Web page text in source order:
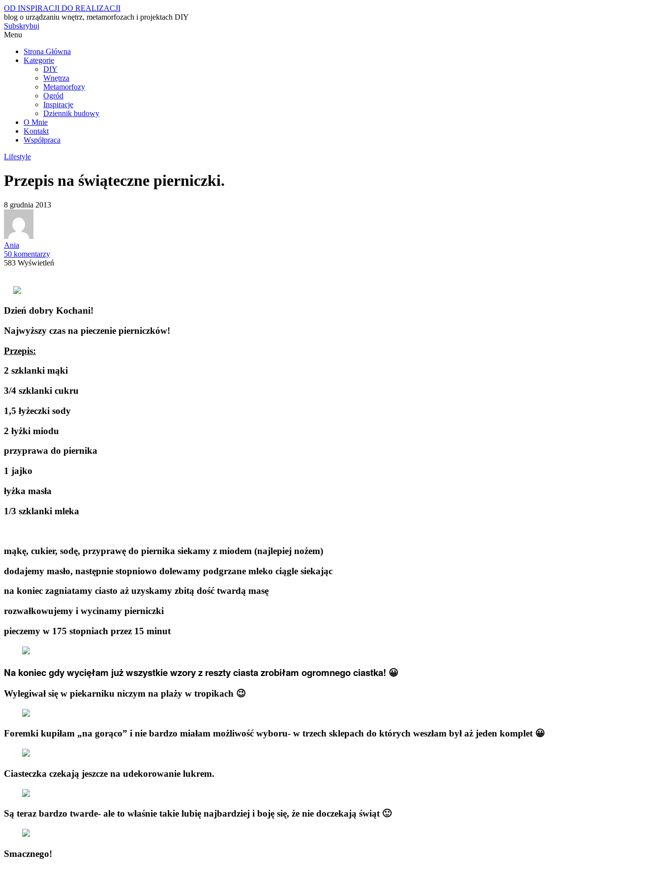
OD INSPIRACJI DO REALIZACJI
blog o urządzaniu wnętrz, metamorfozach i projektach DIY
Subskrybuj
Menu
Strona Główna
Kategorie
DIY
Wnętrza
Metamorfozy
Ogród
Inspiracje
Dziennik budowy
O Mnie
Kontakt
Współpraca
Lifestyle
Przepis na świąteczne pierniczki.
8 grudnia 2013
Ania
50 komentarzy
583 Wyświetleń
Dzień dobry Kochani!
Najwyższy czas na pieczenie pierniczków!
Przepis:
2 szklanki mąki
3/4 szklanki cukru
1,5 łyżeczki sody
2 łyżki miodu
przyprawa do piernika
1 jajko
łyżka masła
1/3 szklanki mleka
mąkę, cukier, sodę, przyprawę do piernika siekamy z miodem (najlepiej nożem)
dodajemy masło, następnie stopniowo dolewamy podgrzane mleko ciągle siekając
na koniec zagniatamy ciasto aż uzyskamy zbitą dość twardą masę
rozwałkowujemy i wycinamy pierniczki
pieczemy w 175 stopniach przez 15 minut
Na koniec gdy wycięłam już wszystkie wzory z reszty ciasta zrobiłam ogromnego ciastka! 😀
Wylegiwał się w piekarniku niczym na plaży w tropikach 😉
Foremki kupiłam „na gorąco” i nie bardzo miałam możliwość wyboru- w trzech sklepach do których weszłam był aż jeden komplet 😀
Ciasteczka czekają jeszcze na udekorowanie lukrem.
Są teraz bardzo twarde- ale to właśnie takie lubię najbardziej i boję się, że nie doczekają świąt 🙂
Smacznego!